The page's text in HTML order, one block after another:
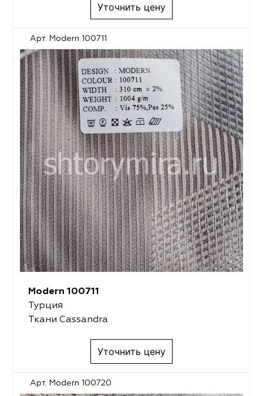
Уточнить цену
Арт. Modern 100711
Modern 100711
Турция
Ткани Cassandra
Уточнить цену
Арт. Modern 100720